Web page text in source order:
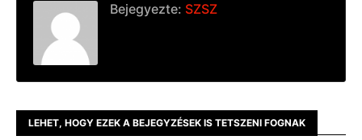
Bejegyezte: SZSZ
LEHET, HOGY EZEK A BEJEGYZÉSEK IS TETSZENI FOGNAK